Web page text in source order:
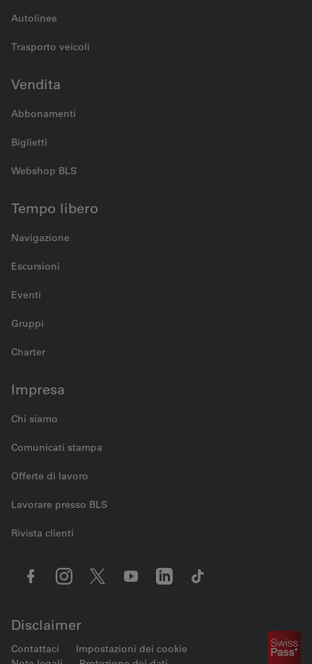
Autolinee
Trasporto veicoli
Vendita
Abbonamenti
Biglietti
Webshop BLS
Tempo libero
Navigazione
Escursioni
Eventi
Gruppi
Charter
Impresa
Chi siamo
Comunicati stampa
Offerte di lavoro
Lavorare presso BLS
Rivista clienti
Disclaimer
Contattaci
Impostazioni dei cookie